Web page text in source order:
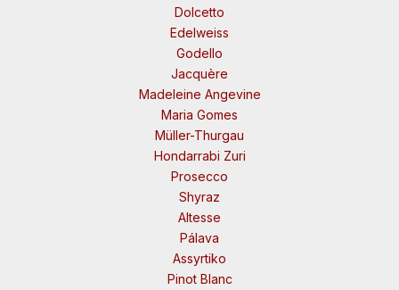
Dolcetto
Edelweiss
Godello
Jacquère
Madeleine Angevine
Maria Gomes
Müller-Thurgau
Hondarrabi Zuri
Prosecco
Shyraz
Altesse
Pálava
Assyrtiko
Pinot Blanc